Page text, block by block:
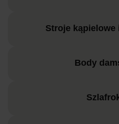
Stroje kąpielowe
Body